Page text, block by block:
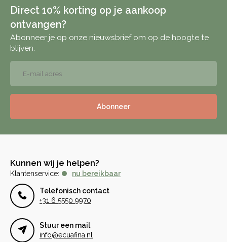
Direct 10% korting op je aankoop
ontvangen?
Abonneer je op onze nieuwsbrief om op de hoogte te
blijven.
Abonneer
Kunnen wij je helpen?
Klantenservice: nu bereikbaar
Telefonisch contact
+31 6 5550 9970
Stuur een mail
info@ecuafina.nl